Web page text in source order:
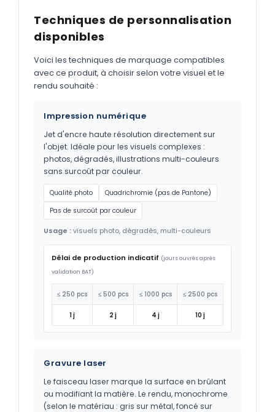
Techniques de personnalisation
disponibles
Voici les techniques de marquage compatibles
avec ce produit, à choisir selon votre visuel et le
rendu souhaité :
Impression numérique
Jet d'encre haute résolution directement sur
l'objet. Idéale pour les visuels complexes :
photos, dégradés, illustrations multi-couleurs
sans surcoût par couleur.
Qualité photo
Quadrichromie (pas de Pantone)
Pas de surcoût par couleur
Usage :visuels photo, dégradés, multi-couleurs
Délai de production indicatif (jours ouvrés après
validation BAT)
≤ 250 pcs ≤ 500 pcs ≤ 1000 pcs ≤ 2500 pcs
1 j 2 j 4 j 10 j
Gravure laser
Le faisceau laser marque la surface en brûlant
ou modifiant la matière. Le rendu, monochrome
(selon le matériau : gris sur métal, foncé sur